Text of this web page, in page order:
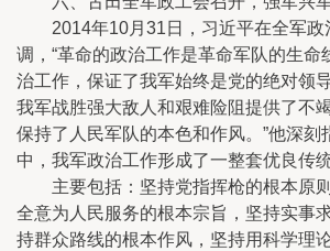
2014年10月31日，习近平在全军政
调，“革命的政治工作是革命军队的生命
治工作，保证了我军始终是党的绝对领
我军战胜强大敌人和艰难险阻提供了不
保持了人民军队的本色和作风。”他深刻
中，我军政治工作形成了一整套优良传统
主要包括：坚持党指挥枪的根本原
全意为人民服务的根本宗旨，坚持实事
持群众路线的根本作风，坚持用科学理